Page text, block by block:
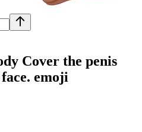
Cover the penis
emoji